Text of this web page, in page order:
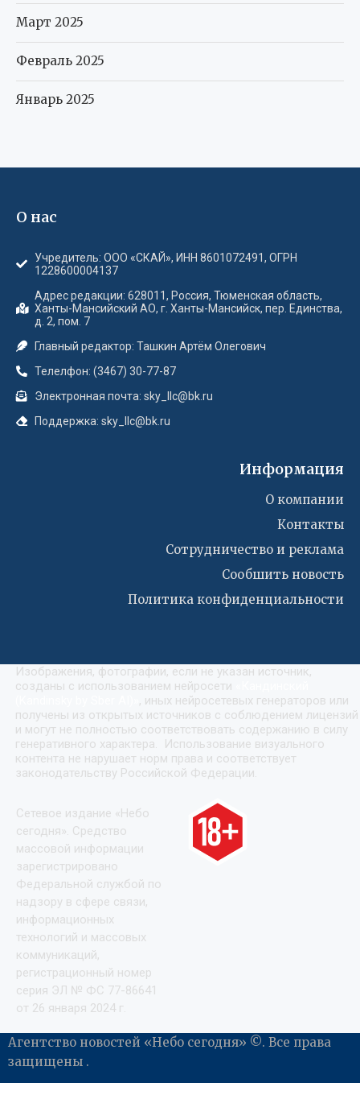
Март 2025
Февраль 2025
Январь 2025
О нас
Учредитель: ООО «СКАЙ», ИНН 8601072491, ОГРН
1228600004137
Адрес редакции: 628011, Россия, Тюменская область,
Ханты-Мансийский АО, г. Ханты-Мансийск, пер. Единства,
д. 2, пом. 7
Главный редактор: Ташкин Артём Олегович
Телелфон: (3467) 30-77-87
Электронная почта: sky_llc@bk.ru
Поддержка: sky_llc@bk.ru
Информация
О компании
Контакты
Сотрудничество и реклама
Сообшить новость
Политика конфиденциальности
Изображения, фотографии, если не указан источник,
созданы с использованием нейросети
, иных нейросетевых генераторов или
получены из открытых источников с соблюдением лицензий
и могут не полностью соответствовать содержанию в силу
генеративного характера. Использование визуального
контента не нарушает норм права и соответствует
законодательству Российской Федерации.
Сетевое издание «Небо
сегодня». Средство
массовой информации
зарегистрировано
Федеральной службой по
надзору в сфере связи,
информационных
технологий и массовых
коммуникаций,
регистрационный номер
серия ЭЛ № ФС 77-86641
от 26 января 2024 г.
Агентство новостей «Небо сегодня» ©. Все права
защищены .